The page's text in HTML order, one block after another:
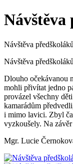
Návštěva
Návštěva předškoláků
Návštěva
Dlouho očekávanou
mohli přivítat jedno
provázel všechny
kamarádům
i mimo lavici. Zbyl
vyzkoušely. Na
Mgr. Lucie